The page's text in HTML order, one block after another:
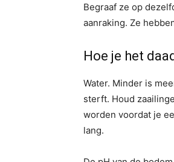
Begraaf ze op
aanraking. Ze
Hoe je het
Water. Minder is
sterft. Houd
worden voordat je
lang.